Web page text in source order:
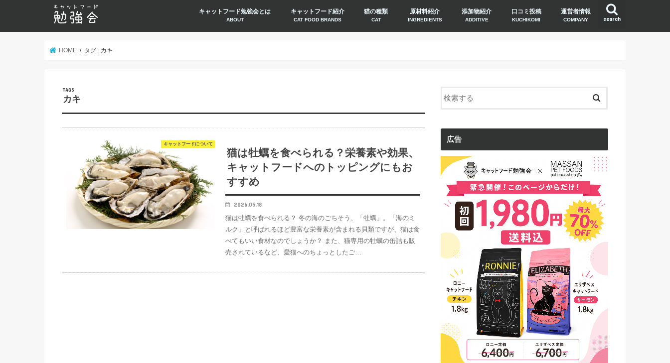
search
キャットフード勉強会とは
ABOUT
キャットフード紹介
CAT FOOD BRANDS
猫の種類
CAT
原材料紹介
INGREDIENTS
添加物紹介
ADDITIVE
口コミ投稿
KUCHIKOMI
運営者情報
COMPANY
HOME タグ : カキ
カキ
キャットフードについて
猫は牡蠣を食べられる？栄養素や効果、
キャットフードへのトッピングにもお
すすめ
2026.05.18
猫は牡蠣を食べられる？ 冬の海のごちそう、「牡蠣」。「海のミ
ルク」と呼ばれるほど豊富な栄養素が含まれる貝類ですが、猫は食
べてもいい食材なのでしょうか？ また、猫専用の牡蠣の缶詰も販
売されているなど、愛猫へのちょっとしたご…
広告